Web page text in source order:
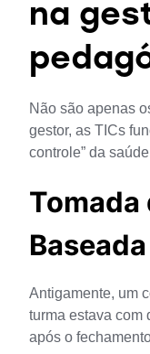
na
Não são apenas
gestor, as TICs
controle” da
Tomada
Antigamente, um
turma estava com
após o